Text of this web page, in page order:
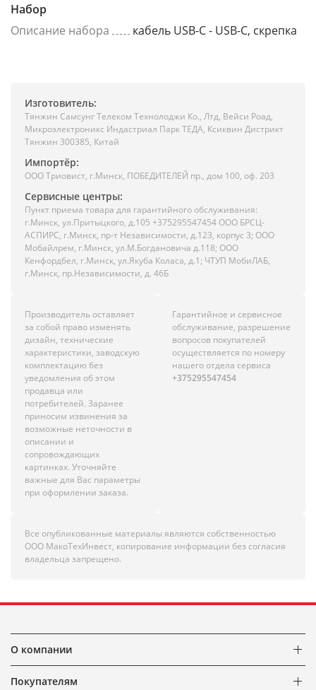
Набор
Описание набора
кабель USB-C - USB-C, скрепка
Изготовитель:
Тянжин Самсунг Телеком Технолоджи Ко., Лтд, Вейси Роад,
Микроэлектроникс Индастриал Парк ТЕДА, Ксиквин Дистрикт
Тянжин 300385, Китай
Импортёр:
ООО Триовист, г.Минск, ПОБЕДИТЕЛЕЙ пр., дом 100, оф. 203
Сервисные центры:
Пункт приема товара для гарантийного обслуживания:
г.Минск, ул.Притыцкого, д.105 +375295547454 ООО БРСЦ-
АСПИРС, г.Минск, пр-т Независимости, д.123, корпус 3; ООО
Мобайлрем, г.Минск, ул.М.Богдановича д.118; ООО
Кенфордбел, г.Минск, ул.Якуба Коласа, д.1; ЧТУП МобиЛАБ,
г.Минск, пр.Независимости, д. 46Б
Производитель оставляет
за собой право изменять
дизайн, технические
характеристики, заводскую
комплектацию без
уведомления об этом
продавца или
потребителей. Заранее
приносим извинения за
возможные неточности в
описании и
сопровождающих
картинках. Уточняйте
важные для Вас параметры
при оформлении заказа.
Гарантийное и сервисное
обслуживание, разрешение
вопросов покупателей
осуществляется по номеру
нашего отдела сервиса
+375295547454
Все опубликованные материалы являются собственностью
ООО МакоТехИнвест, копирование информации без согласия
владельца запрещено.
О компании
Покупателям